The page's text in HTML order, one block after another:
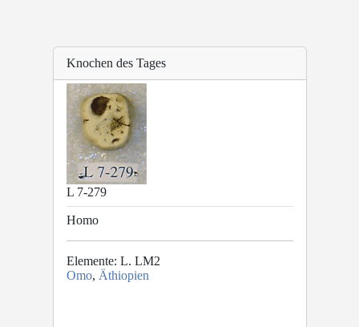
Knochen des Tages
L 7-279
Homo
Elemente: L. LM2
Omo, Äthiopien